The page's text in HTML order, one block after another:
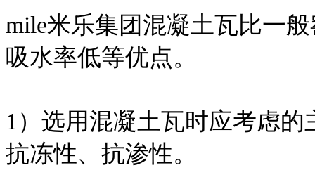
mile米乐集团混凝土瓦比一
吸水率低等优点。
1）选用混凝土瓦时应考虑
抗冻性、抗渗性。